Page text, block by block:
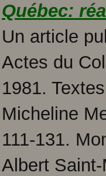
Québec:
Un article
Actes du
1981.
Micheline
111-131.
Albert